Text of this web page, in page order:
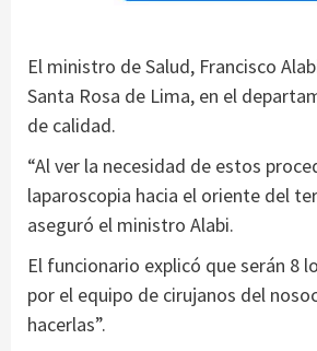
El ministro de Salud, Francisco
Santa Rosa de Lima, en el
de calidad.
“Al ver la necesidad de estos
laparoscopia hacia el oriente del
aseguró el ministro Alabi.
El funcionario explicó que serán 8
por el equipo de cirujanos del
hacerlas”.